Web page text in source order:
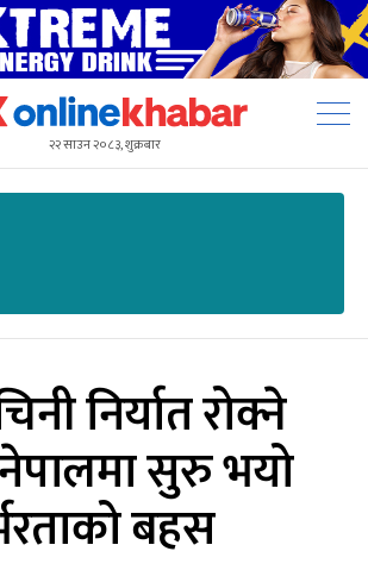
२२ साउन २०८३, शुक्रबार
निर्यात रोक्ने
सुरु भयो
बहस